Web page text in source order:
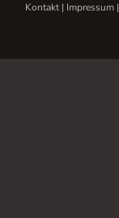
Kontakt| Impressum |